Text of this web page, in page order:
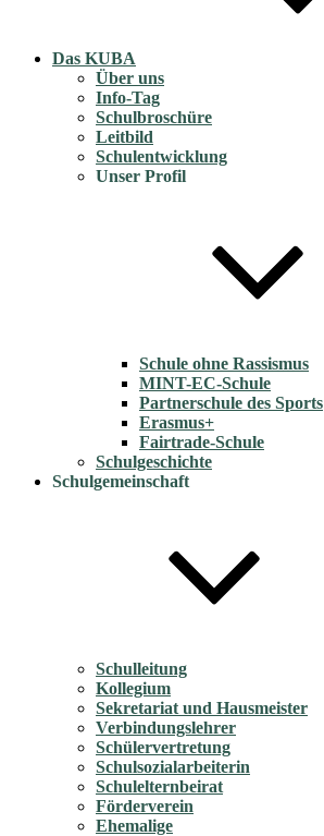
Das KUBA
Über uns
Info-Tag
Schulbroschüre
Leitbild
Schulentwicklung
Unser Profil
Schule ohne Rassismus
MINT-EC-Schule
Partnerschule des Sports
Erasmus+
Fairtrade-Schule
Schulgeschichte
Schulgemeinschaft
Schulleitung
Kollegium
Sekretariat und Hausmeister
Verbindungslehrer
Schülervertretung
Schulsozialarbeiterin
Schulelternbeirat
Förderverein
Ehemalige